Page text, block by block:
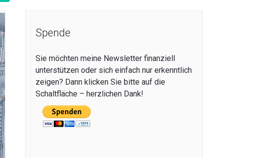
Spende
Sie möchten meine Newsletter finanziell
unterstützen oder sich einfach nur erkenntlich
zeigen? Dann klicken Sie bitte auf die
Schaltfläche – herzlichen Dank!